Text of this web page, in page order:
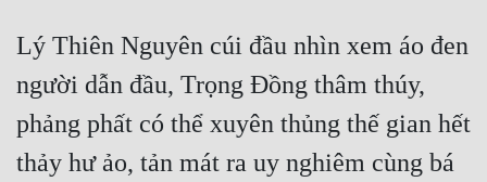
Lý Thiên Nguyên cúi đầu nhìn xem áo đen
người dẫn đầu, Trọng Đồng thâm thúy,
phảng phất có thể xuyên thủng thế gian hết
thảy hư ảo, tản mát ra uy nghiêm cùng bá